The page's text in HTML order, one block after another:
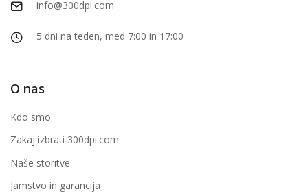
info@300dpi.com
5 dni na teden, med 7:00 in 17:00
O nas
Kdo smo
Zakaj izbrati 300dpi.com
Naše storitve
Jamstvo in garancija